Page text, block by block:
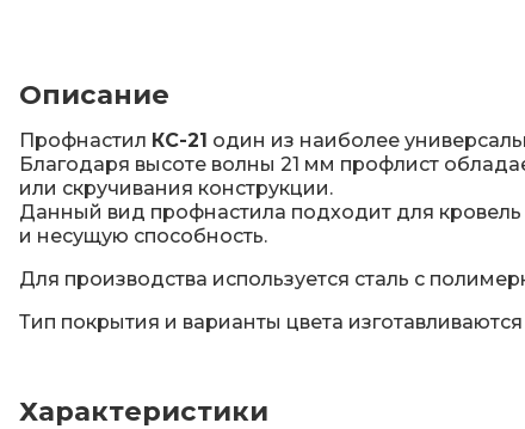
Описание
Профнастил КС-21 один из наиболее
Благодаря высоте волны 21 мм профлист
или скручивания конструкции.
Данный вид профнастила подходит для
и несущую способность.
Для производства используется сталь с
Тип покрытия и варианты цвета
Характеристики